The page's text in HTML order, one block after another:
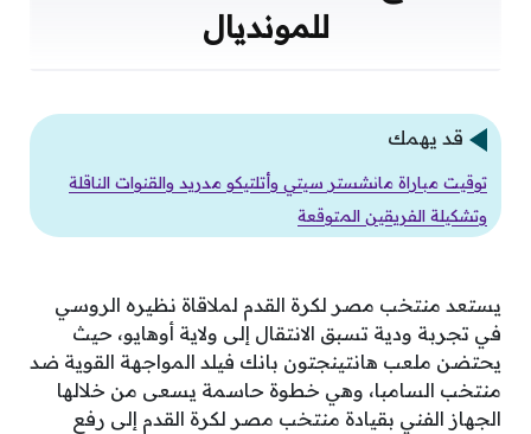
للمونديال
قد يهمك
توقيت مباراة مانشستر سيتي وأتلتيكو مدريد والقنوات الناقلة
وتشكيلة الفريقين المتوقعة
يستعد منتخب مصر لكرة القدم لملاقاة نظيره الروسي
في تجربة ودية تسبق الانتقال إلى ولاية أوهايو، حيث
يحتضن ملعب هانتينجتون بانك فيلد المواجهة القوية ضد
منتخب السامبا، وهي خطوة حاسمة يسعى من خلالها
الجهاز الفني بقيادة منتخب مصر لكرة القدم إلى رفع